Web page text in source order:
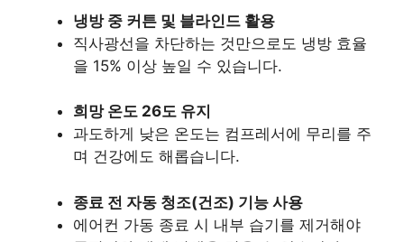
냉방 중 커튼 및 블라인드 활용
직사광선을 차단하는 것만으로도 냉방 효율
을 15% 이상 높일 수 있습니다.
희망 온도 26도 유지
과도하게 낮은 온도는 컴프레서에 무리를 주
며 건강에도 해롭습니다.
종료 전 자동 청조(건조) 기능 사용
에어컨 가동 종료 시 내부 습기를 제거해야